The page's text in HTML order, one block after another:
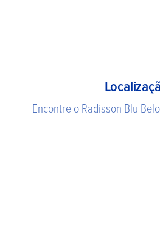
Encontre o Radisson Blu